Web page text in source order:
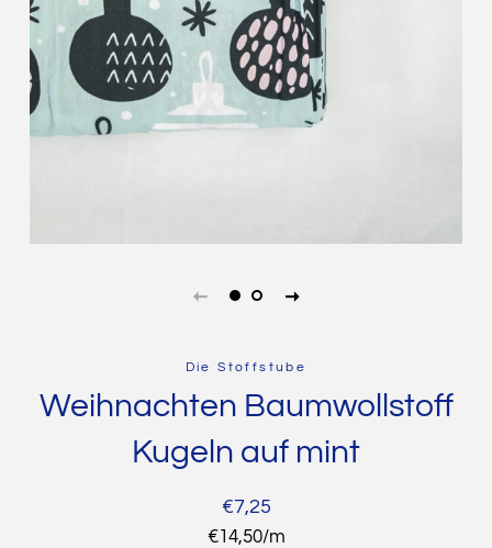
Die Stoffstube
Weihnachten Baumwollstoff
Kugeln auf mint
Normaler
Preis
Sonderpreis
€7,25
Stückpreis
€14,50/pro
m